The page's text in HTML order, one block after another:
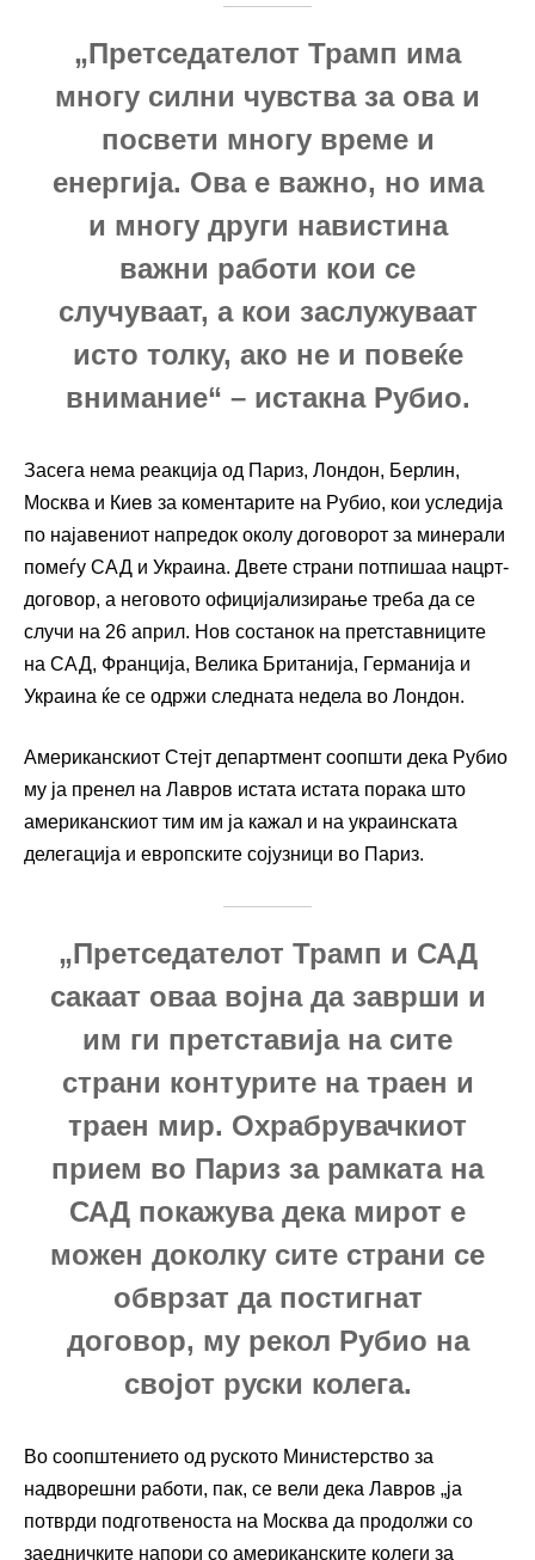
„Претседателот Трамп има
многу силни чувства за ова и
посвети многу време и
енергија. Ова е важно, но има
и многу други навистина
важни работи кои се
случуваат, а кои заслужуваат
исто толку, ако не и повеќе
внимание“ – истакна Рубио.
Засега нема реакција од Париз, Лондон, Берлин,
Москва и Киев за коментарите на Рубио, кои уследија
по најавениот напредок околу договорот за минерали
помеѓу САД и Украина. Двете страни потпишаа нацрт-
договор, а неговото официјализирање треба да се
случи на 26 април. Нов состанок на претставниците
на САД, Франција, Велика Британија, Германија и
Украина ќе се одржи следната недела во Лондон.
Американскиот Стејт департмент соопшти дека Рубио
му ја пренел на Лавров истата истата порака што
американскиот тим им ја кажал и на украинската
делегација и европските сојузници во Париз.
„Претседателот Трамп и САД
сакаат оваа војна да заврши и
им ги претставија на сите
страни контурите на траен и
траен мир. Охрабрувачкиот
прием во Париз за рамката на
САД покажува дека мирот е
можен доколку сите страни се
обврзат да постигнат
договор, му рекол Рубио на
својот руски колега.
Во соопштението од руското Министерство за
надворешни работи, пак, се вели дека Лавров „ја
потврди подготвеноста на Москва да продолжи со
заедничките напори со американските колеги за